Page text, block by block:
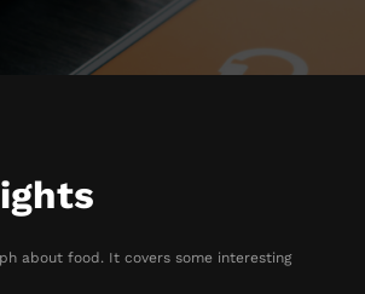
about food. It covers some interesting